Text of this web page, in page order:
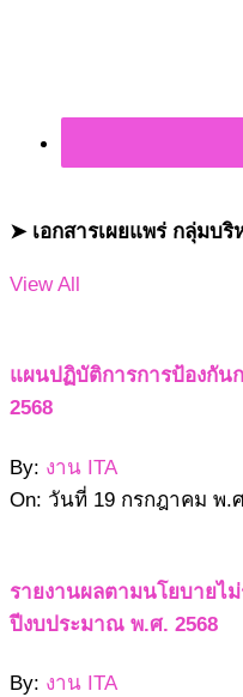
➤ เอกสารเผยแพร่ กลุ่มบ
View All
แผนปฏิบัติการการป้องกัน
2568
By: งาน ITA
On: วันที่ 19 กรกฎาคม พ.
รายงานผลตามนโยบายไ
ปีงบประมาณ พ.ศ. 2568
By: งาน ITA